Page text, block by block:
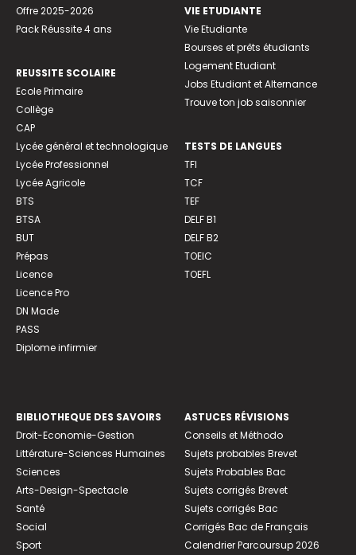
Offre 2025-2026
Pack Réussite 4 ans
REUSSITE SCOLAIRE
Ecole Primaire
Collège
CAP
Lycée général et technologique
Lycée Professionnel
Lycée Agricole
BTS
BTSA
BUT
Prépas
Licence
Licence Pro
DN Made
PASS
Diplome infirmier
VIE ETUDIANTE
Vie Etudiante
Bourses et prêts étudiants
Logement Etudiant
Jobs Etudiant et Alternance
Trouve ton job saisonnier
TESTS DE LANGUES
TFI
TCF
TEF
DELF B1
DELF B2
TOEIC
TOEFL
BIBLIOTHEQUE DES SAVOIRS
Droit-Economie-Gestion
Littérature-Sciences Humaines
Sciences
Arts-Design-Spectacle
Santé
Social
Sport
ASTUCES RÉVISIONS
Conseils et Méthodo
Sujets probables Brevet
Sujets Probables Bac
Sujets corrigés Brevet
Sujets corrigés Bac
Corrigés Bac de Français
Calendrier Parcoursup 2026